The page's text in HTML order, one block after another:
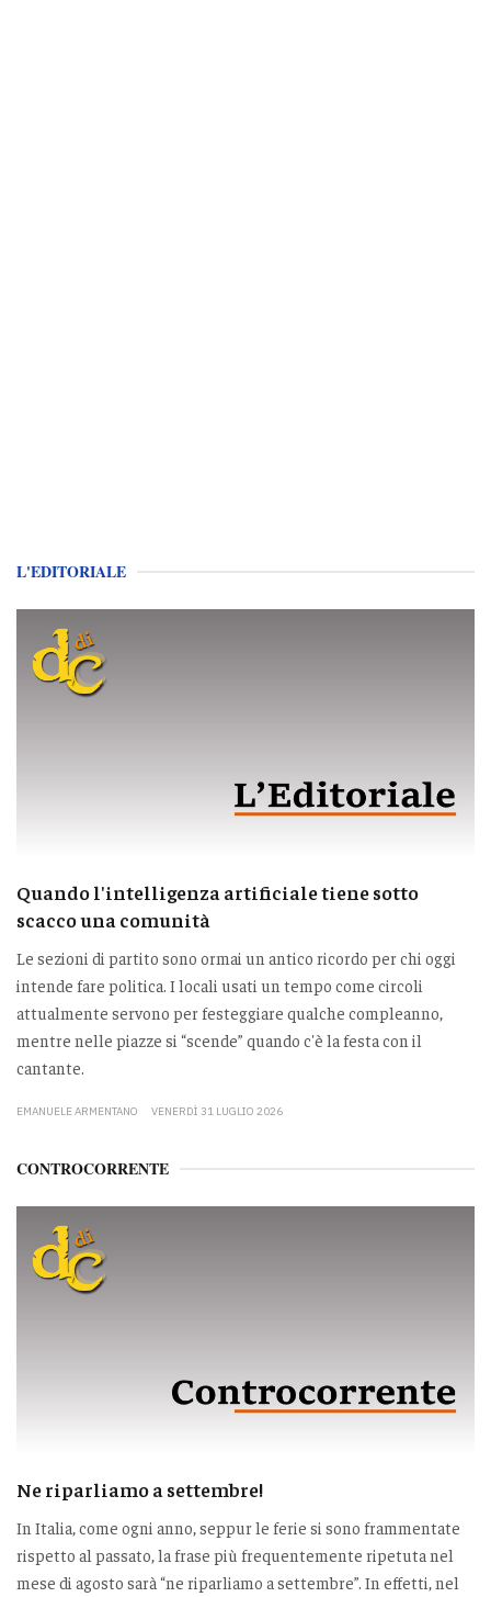
L'EDITORIALE
Quando l'intelligenza artificiale tiene sotto
scacco una comunità
Le sezioni di partito sono ormai un antico ricordo per chi oggi
intende fare politica. I locali usati un tempo come circoli
attualmente servono per festeggiare qualche compleanno,
mentre nelle piazze si “scende” quando c'è la festa con il
cantante.
EMANUELE ARMENTANO VENERDÌ 31 LUGLIO 2026
CONTROCORRENTE
Ne riparliamo a settembre!
In Italia, come ogni anno, seppur le ferie si sono frammentate
rispetto al passato, la frase più frequentemente ripetuta nel
mese di agosto sarà “ne riparliamo a settembre”. In effetti, nel